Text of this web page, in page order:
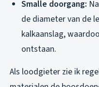
Smalle doorgang:
de diameter van de
kalkaanslag,
ontstaan.
Als loodgieter zie ik